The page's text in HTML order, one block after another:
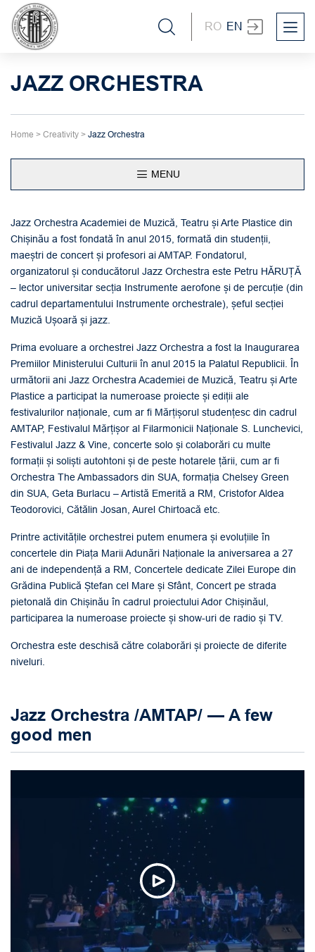
RO EN
JAZZ ORCHESTRA
Home > Creativity > Jazz Orchestra
MENU
Jazz Orchestra Academiei de Muzică, Teatru și Arte Plastice din
Chișinău a fost fondată în anul 2015, formată din studenții,
maeștri de concert și profesori ai AMTAP. Fondatorul,
organizatorul și conducătorul Jazz Orchestra este Petru HĂRUȚĂ
– lector universitar secția Instrumente aerofone și de percuție (din
cadrul departamentului Instrumente orchestrale), șeful secției
Muzică Ușoară și jazz.
Prima evoluare a orchestrei Jazz Orchestra a fost la Inaugurarea
Premiilor Ministerului Culturii în anul 2015 la Palatul Republicii. În
următorii ani Jazz Orchestra Academiei de Muzică, Teatru și Arte
Plastice a participat la numeroase proiecte și ediții ale
festivalurilor naționale, cum ar fi Mărțișorul studențesc din cadrul
AMTAP, Festivalul Mărțișor al Filarmonicii Naționale S. Lunchevici,
Festivalul Jazz & Vine, concerte solo și colaborări cu multe
formații și soliști autohtoni și de peste hotarele țării, cum ar fi
Orchestra The Ambassadors din SUA, formația Chelsey Green
din SUA, Geta Burlacu – Artistă Emerită a RM, Cristofor Aldea
Teodorovici, Cătălin Josan, Aurel Chirtoacă etc.
Printre activitățile orchestrei putem enumera și evoluțiile în
concertele din Piața Marii Adunări Naționale la aniversarea a 27
ani de independență a RM, Concertele dedicate Zilei Europe din
Grădina Publică Ștefan cel Mare și Sfânt, Concert pe strada
pietonală din Chișinău în cadrul proiectului Ador Chișinăul,
participarea la numeroase proiecte și show-uri de radio și TV.
Orchestra este deschisă către colaborări și proiecte de diferite
niveluri.
Jazz Orchestra /AMTAP/ — A few
good men